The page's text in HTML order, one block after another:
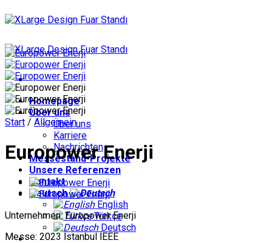
Inhalt
Homepage
Über uns
Über uns
Karriere
Nachrichten
Messestand-Projekte
Unsere Referenzen
Kontakt
Deutsch
English
Türkçe
Deutsch
Start / Allgemein
Europower Enerji
Unternehmen: Europower Enerji
Messe: 2023 İstanbul İEEE